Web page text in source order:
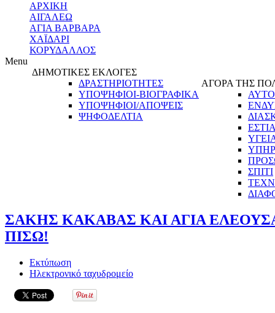
ΑΡΧΙΚΗ
ΑΙΓΑΛΕΩ
ΑΓΙΑ ΒΑΡΒΑΡΑ
ΧΑΪΔΑΡΙ
ΚΟΡΥΔΑΛΛΟΣ
Menu
ΔΗΜΟΤΙΚΕΣ ΕΚΛΟΓΕΣ
ΔΡΑΣΤΗΡΙΟΤΗΤΕΣ
ΥΠΟΨΗΦΙΟΙ-ΒΙΟΓΡΑΦΙΚΑ
ΥΠΟΨΗΦΙΟΙ/ΑΠΟΨΕΙΣ
ΨΗΦΟΔΕΛΤΙΑ
ΑΓΟΡΑ ΤΗΣ
ΣΠΙΤΙ
ΣΑΚΗΣ ΚΑΚΑΒΑΣ ΚΑΙ ΑΓΙΑ
ΠΙΣΩ!
Εκτύπωση
Ηλεκτρονικό ταχυδρομείο